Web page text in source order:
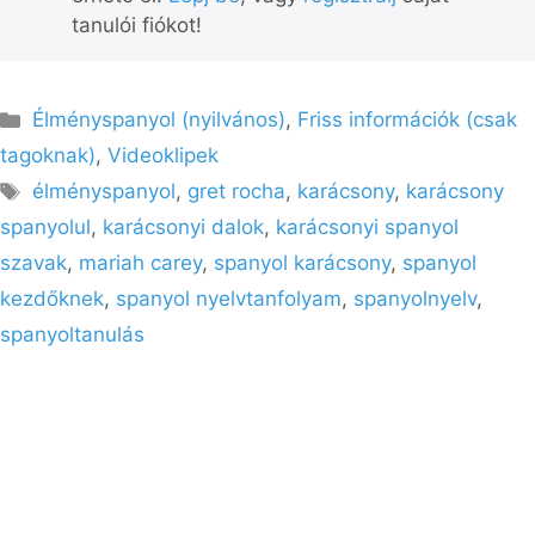
tanulói fiókot!
Kategória
Élményspanyol (nyilvános), Friss információk (csak
tagoknak), Videoklipek
Címkék
élményspanyol, gret rocha, karácsony, karácsony
spanyolul, karácsonyi dalok, karácsonyi spanyol
szavak, mariah carey, spanyol karácsony, spanyol
kezdőknek, spanyol nyelvtanfolyam, spanyolnyelv,
spanyoltanulás